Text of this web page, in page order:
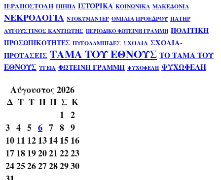
ΙΕΡΑΠΟΣΤΟΛΗ ΙΠΗΠΑ ΙΣΤΟΡΙΚΑ ΚΟΙΝΩΝΙΚΑ ΜΑΚΕΔΟΝΙΑ
ΝΕΚΡΟΛΟΓΙΑ ΝΤΟΚΥΜΑΝΤΕΡ ΟΜΙΛΙΑ ΠΡΟΕΔΡΟΥ ΠΑΤΗΡ
ΑΥΓΟΥΣΤΙΝΟΣ ΚΑΝΤΙΩΤΗΣ ΠΕΡΙΟΔΙΚΟ ΦΩΤΕΙΝΗ ΓΡΑΜΜΗ ΠΟΛΙΤΙΚΗ
ΠΡΟΣΩΠΙΚΟΤΗΤΕΣ ΠΥΓΟΛΑΜΠΙΔΕΣ ΣΧΟΛΙΑ ΣΧΟΛΙΑ-
ΠΡΟΤΑΣΕΙΣ ΤΑΜΑ ΤΟΥ ΕΘΝΟΥΣ ΤΟ ΤΑΜΑ ΤΟΥ
ΕΘΝΟΥΣ ΥΓΕΙΑ ΦΩΤΕΙΝΗ ΓΡΑΜΜΗ ΨΥΧΟΦΕΛΗ ΨΥΧΩΦΕΛΗ
Αύγουστος 2026
Δ Τ Τ Π Π Σ Κ
1 2
3 4 5 6 7 8 9
1011 1213141516
17181920212223
24252627282930